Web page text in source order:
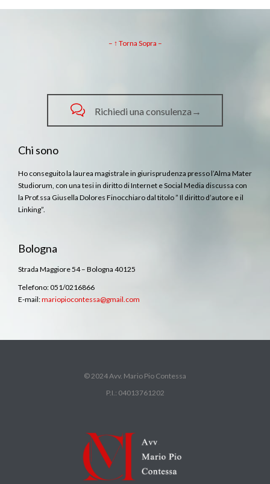
– ↑ Torna Sopra –
 Richiedi una consulenza→
Chi sono
Ho conseguito la laurea magistrale in giurisprudenza presso l’Alma Mater
Studiorum, con una tesi in diritto di Internet e Social Media discussa con
la Prof.ssa Giusella Dolores Finocchiaro dal titolo ” Il diritto d’autore e il
Linking”.
Bologna
Strada Maggiore 54 – Bologna 40125
Telefono: 051/0216866
E-mail:mariopiocontessa@gmail.com
© 2024 Avv. Mario Pio Contessa
P.I.: 04013761202